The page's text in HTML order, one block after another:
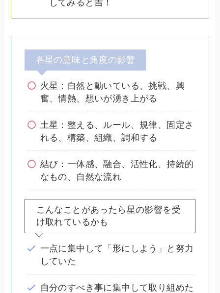
してみると吉！
各星の意味と角度の影響
火星：自然と動いている、挑戦、興
奮、情熱、想いが湧き上がる
土星：整える、ルール、規律、固定さ
れる、構築、組織、調和する
結び：一体感、融合、活性化、持続的
なもの、自然な流れ
こんなことがあったら星の影響を受
け取れているかも
一点に集中して「形にしよう」と努力
していた
自分のすべき事に集中して取り組めた